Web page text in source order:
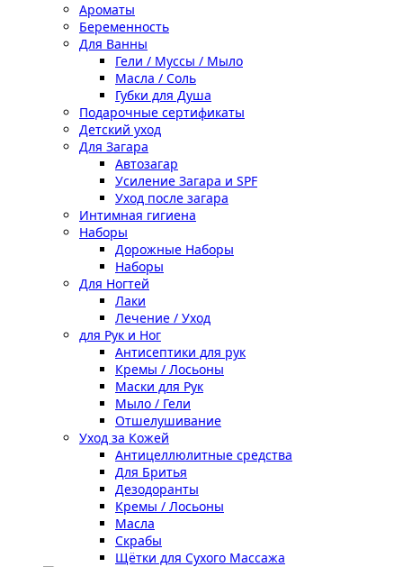
Ароматы
Беременность
Для Ванны
Гели / Муссы / Мыло
Масла / Соль
Губки для Душа
Подарочные сертификаты
Детский уход
Для Загара
Автозагар
Усиление Загара и SPF
Уход после загара
Интимная гигиена
Наборы
Дорожные Наборы
Наборы
Для Ногтей
Лаки
Лечение / Уход
для Рук и Ног
Антисептики для рук
Кремы / Лосьоны
Маски для Рук
Мыло / Гели
Отшелушивание
Уход за Кожей
Антицеллюлитные средства
Для Бритья
Дезодоранты
Кремы / Лосьоны
Масла
Скрабы
Щётки для Сухого Массажа